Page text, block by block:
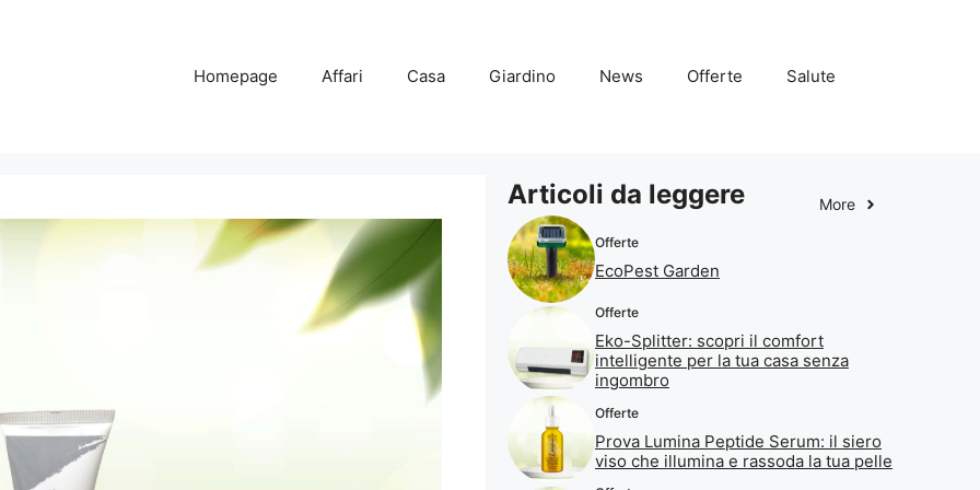
Homepage Affari Casa Giardino News Offerte Salute
Articoli da leggere More
Offerte
EcoPest Garden
Offerte
Eko-Splitter: scopri il comfort
intelligente per la tua casa senza
ingombro
Offerte
Prova Lumina Peptide Serum: il siero
viso che illumina e rassoda la tua pelle